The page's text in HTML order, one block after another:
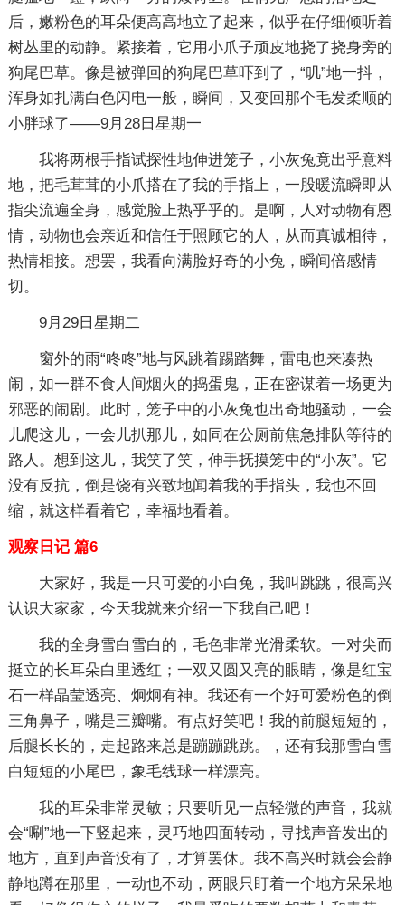
后，嫩粉色的耳朵便高高地立了起来，似乎在仔细倾听着
树丛里的动静。紧接着，它用小爪子顽皮地挠了挠身旁的
狗尾巴草。像是被弹回的狗尾巴草吓到了，“叽”地一抖，
浑身如扎满白色闪电一般，瞬间，又变回那个毛发柔顺的
小胖球了——9月28日星期一
我将两根手指试探性地伸进笼子，小灰兔竟出乎意料
地，把毛茸茸的小爪搭在了我的手指上，一股暖流瞬即从
指尖流遍全身，感觉脸上热乎乎的。是啊，人对动物有恩
情，动物也会亲近和信任于照顾它的人，从而真诚相待，
热情相接。想罢，我看向满脸好奇的小兔，瞬间倍感情
切。
9月29日星期二
窗外的雨“咚咚”地与风跳着踢踏舞，雷电也来凑热
闹，如一群不食人间烟火的捣蛋鬼，正在密谋着一场更为
邪恶的闹剧。此时，笼子中的小灰兔也出奇地骚动，一会
儿爬这儿，一会儿扒那儿，如同在公厕前焦急排队等待的
路人。想到这儿，我笑了笑，伸手抚摸笼中的“小灰”。它
没有反抗，倒是饶有兴致地闻着我的手指头，我也不回
缩，就这样看着它，幸福地看着。
观察日记 篇6
大家好，我是一只可爱的小白兔，我叫跳跳，很高兴
认识大家家，今天我就来介绍一下我自己吧！
我的全身雪白雪白的，毛色非常光滑柔软。一对尖而
挺立的长耳朵白里透红；一双又圆又亮的眼睛，像是红宝
石一样晶莹透亮、炯炯有神。我还有一个好可爱粉色的倒
三角鼻子，嘴是三瓣嘴。有点好笑吧！我的前腿短短的，
后腿长长的，走起路来总是蹦蹦跳跳。，还有我那雪白雪
白短短的小尾巴，象毛线球一样漂亮。
我的耳朵非常灵敏；只要听见一点轻微的声音，我就
会“唰”地一下竖起来，灵巧地四面转动，寻找声音发出的
地方，直到声音没有了，才算罢休。我不高兴时就会会静
静地蹲在那里，一动也不动，两眼只盯着一个地方呆呆地